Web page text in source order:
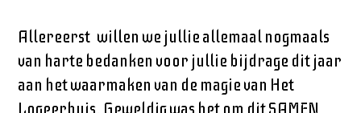
Allereerst willen we jullie allemaal nogmaals
van harte bedanken voor jullie bijdrage dit jaar
aan het waarmaken van de magie van Het